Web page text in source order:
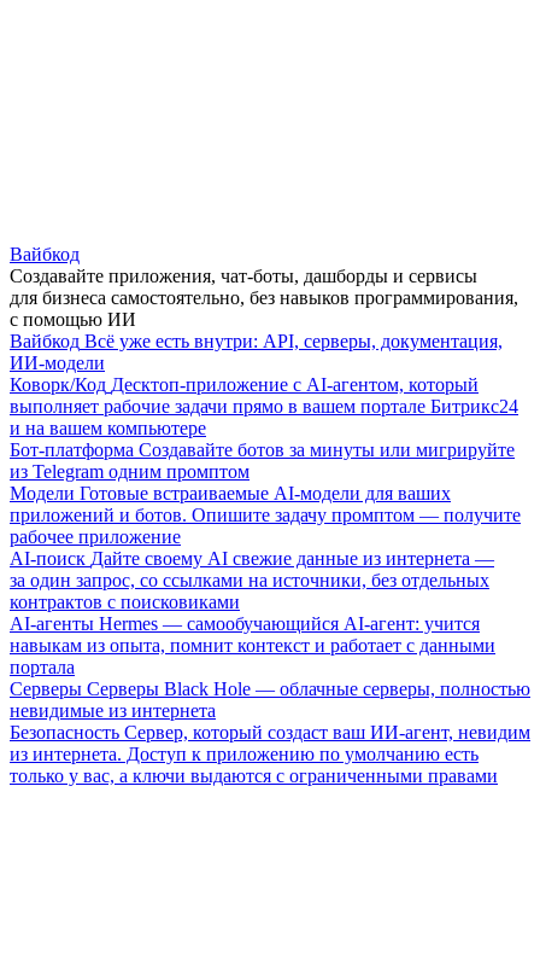
Вайбкод
Создавайте приложения, чат-боты, дашборды и сервисы
для бизнеса самостоятельно, без навыков программирования,
с помощью ИИ
Вайбкод Всё уже есть внутри: API, серверы, документация,
ИИ-модели
Коворк/Код Десктоп-приложение с AI-агентом, который
выполняет рабочие задачи прямо в вашем портале Битрикс24
и на вашем компьютере
Бот-платформа Создавайте ботов за минуты или мигрируйте
из Telegram одним промптом
Модели Готовые встраиваемые AI-модели для ваших
приложений и ботов. Опишите задачу промптом — получите
рабочее приложение
AI-поиск Дайте своему AI свежие данные из интернета —
за один запрос, со ссылками на источники, без отдельных
контрактов с поисковиками
AI-агенты Hermes — самообучающийся AI-агент: учится
навыкам из опыта, помнит контекст и работает с данными
портала
Серверы Серверы Black Hole — облачные серверы, полностью
невидимые из интернета
Безопасность Сервер, который создаст ваш ИИ-агент, невидим
из интернета. Доступ к приложению по умолчанию есть
только у вас, а ключи выдаются с ограниченными правами